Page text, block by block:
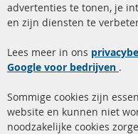
Snelle links
Roetfilter reiniging
Katalysator (KAT)
sensoren
advertenties te tonen, je
en zijn diensten te
Lees meer in ons
Google voor bedrijven .
Sommige cookies zijn
website en kunnen niet
noodzakelijke cookies